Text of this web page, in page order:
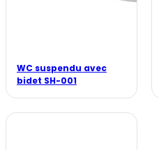
WC suspendu avec
bidet SH-001